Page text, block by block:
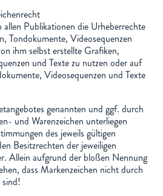
Publikationen die Urheberrechte
Tondokumente, Videosequenzen
ihm selbst erstellte Grafiken,
und Texte zu nutzen oder auf
Videosequenzen und Texte
genannten und ggf. durch
und Warenzeichen unterliegen
des jeweils gültigen
Besitzrechten der jeweiligen
Allein aufgrund der bloßen Nennung
dass Markenzeichen nicht durch